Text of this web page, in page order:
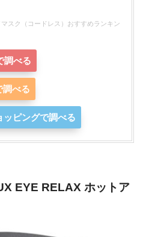
スク（コードレス）おすすめランキン
調べる
調べる
ッピングで調べる
EYE RELAX ホットア